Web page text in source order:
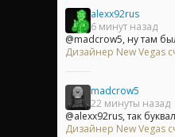
alexx92rus
6 минут назад
@madcrow5, ну там
Дизайнер New Vegas
madcrow5
22 минуты назад
@alexx92rus, так
Дизайнер New Vegas